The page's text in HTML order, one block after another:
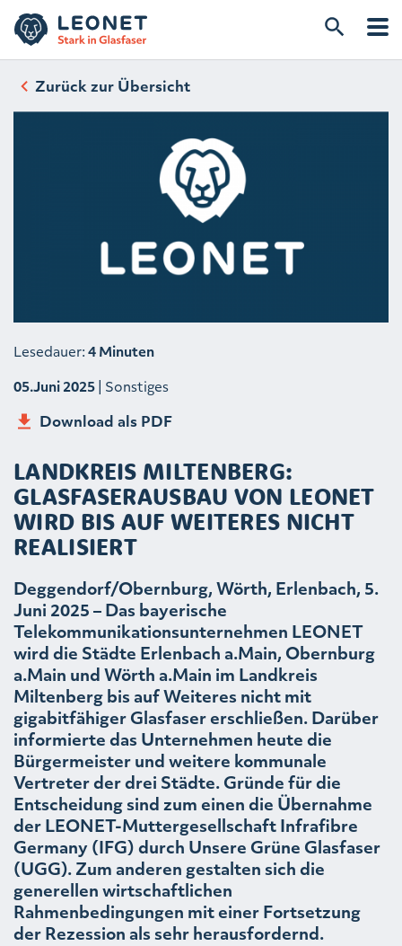
Zurück zur Übersicht
Lesedauer:4 Minuten
05.Juni 2025| Sonstiges
Download als PDF
LANDKREIS MILTENBERG:
GLASFASERAUSBAU VON LEONET
WIRD BIS AUF WEITERES NICHT
REALISIERT
Deggendorf/Obernburg, Wörth, Erlenbach, 5.
Juni 2025 – Das bayerische
Telekommunikationsunternehmen LEONET
wird die Städte Erlenbach a.Main, Obernburg
a.Main und Wörth a.Main im Landkreis
Miltenberg bis auf Weiteres nicht mit
gigabitfähiger Glasfaser erschließen. Darüber
informierte das Unternehmen heute die
Bürgermeister und weitere kommunale
Vertreter der drei Städte. Gründe für die
Entscheidung sind zum einen die Übernahme
der LEONET-Muttergesellschaft Infrafibre
Germany (IFG) durch Unsere Grüne Glasfaser
(UGG). Zum anderen gestalten sich die
generellen wirtschaftlichen
Rahmenbedingungen mit einer Fortsetzung
der Rezession als sehr herausfordernd.